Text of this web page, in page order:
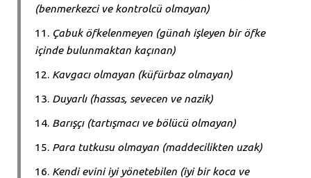
(benmerkezci ve kontrolcü olmayan)
Çabuk öfkelenmeyen (günah işleyen bir öfke
içinde bulunmaktan kaçınan)
Kavgacı olmayan (küfürbaz olmayan)
Duyarlı (hassas, sevecen ve nazik)
Barışçı (tartışmacı ve bölücü olmayan)
Para tutkusu olmayan (maddecilikten uzak)
Kendi evini iyi yönetebilen (iyi bir koca ve